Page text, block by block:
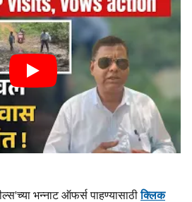
भन्नाट ऑफर्स पाहण्यासाठीक्लिक